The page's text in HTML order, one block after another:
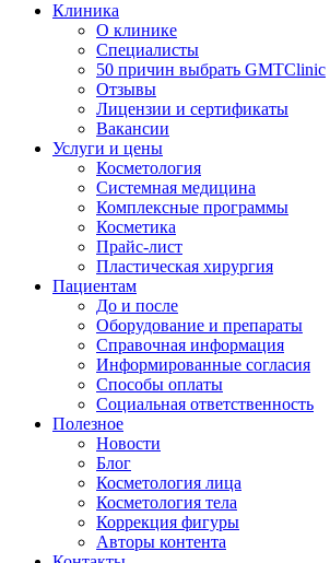
Клиника
О клинике
Специалисты
50 причин выбрать GMTClinic
Отзывы
Лицензии и сертификаты
Вакансии
Услуги и цены
Косметология
Системная медицина
Комплексные программы
Косметика
Прайс-лист
Пластическая хирургия
Пациентам
До и после
Оборудование и препараты
Справочная информация
Информированные согласия
Способы оплаты
Социальная ответственность
Полезное
Новости
Блог
Косметология лица
Косметология тела
Коррекция фигуры
Авторы контента